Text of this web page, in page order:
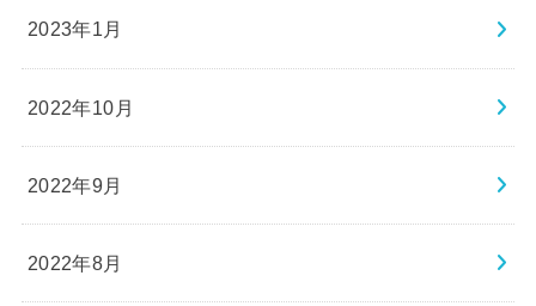
2023年1月
2022年10月
2022年9月
2022年8月